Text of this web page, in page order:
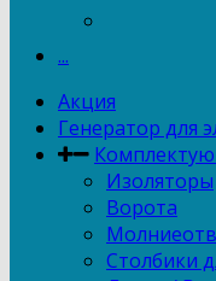
...
Акция
Генератор для
Изоляторы
Ворота
Столбики